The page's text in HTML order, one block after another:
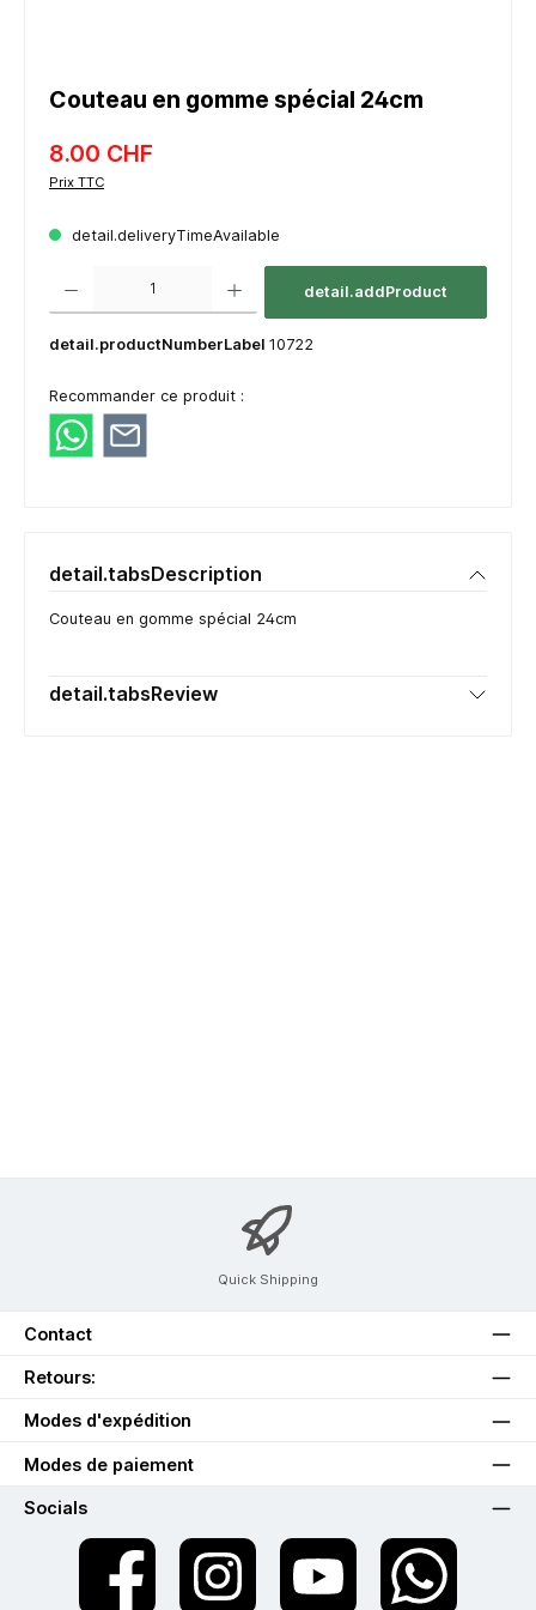
Couteau en gomme spécial 24cm
8.00 CHF
Prix TTC
detail.deliveryTimeAvailable
detail.addProduct
detail.productNumberLabel 10722
Recommander ce produit :
detail.tabsDescription
Couteau en gomme spécial 24cm
detail.tabsReview
Quick Shipping
Contact
Retours:
Modes d'expédition
Modes de paiement
Socials
twt.widget.communities.facebook.name
twt.widget.communities.instagram.name